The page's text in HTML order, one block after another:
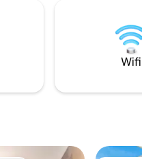
minutes ☀
– 4 minutes ☀
☀ Walt
☀ Centre
30
centres
20
Wifi